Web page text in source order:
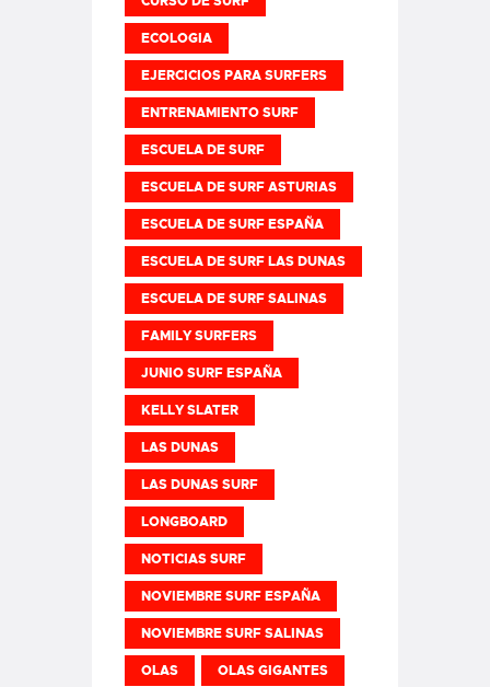
ECOLOGIA
EJERCICIOS PARA SURFERS
ENTRENAMIENTO SURF
ESCUELA DE SURF
ESCUELA DE SURF ASTURIAS
ESCUELA DE SURF ESPAÑA
ESCUELA DE SURF LAS DUNAS
ESCUELA DE SURF SALINAS
FAMILY SURFERS
JUNIO SURF ESPAÑA
KELLY SLATER
LAS DUNAS
LAS DUNAS SURF
LONGBOARD
NOTICIAS SURF
NOVIEMBRE SURF ESPAÑA
NOVIEMBRE SURF SALINAS
OLAS OLAS GIGANTES